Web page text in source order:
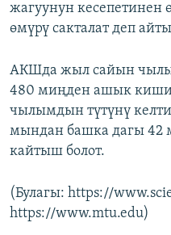
жагуунун
өмүрү сакталат деп
АКШда жыл сайын
480 миңден ашык
чылымдын түтүнү
мындан башка дагы
кайтыш болот.
(Булагы: https://
https://www.mtu.edu)